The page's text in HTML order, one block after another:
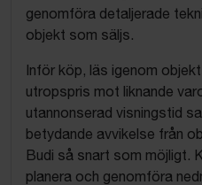
genomföra detaljerade
objekt som säljs.
Inför köp, läs igenom
utropspris mot liknande
utannonserad visningstid
betydande avvikelse från
Budi så snart som möjligt.
planera och genomföra